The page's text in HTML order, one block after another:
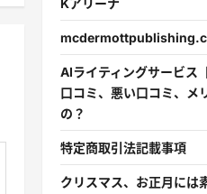
Kアリーナ
AIライティングサービス
口コミ、悪い口コミ、メ
の？
特定商取引法記載事項
クリスマス、お正月には